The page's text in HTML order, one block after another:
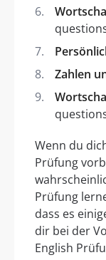
Zahlen
Wenn du
Prüfung
Prüfung
dass es
dir bei der
English